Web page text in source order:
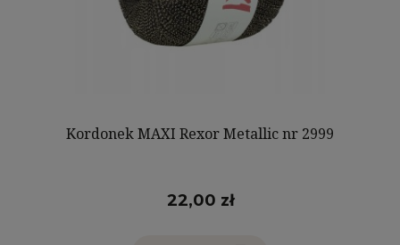
Kordonek MAXI Rexor Metallic nr 2999
22,00 zł